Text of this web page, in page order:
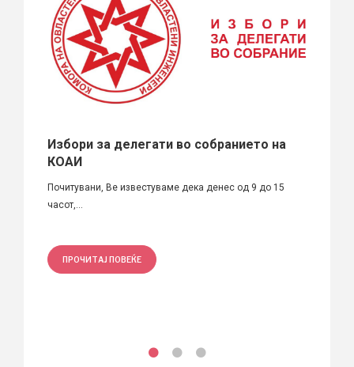
Избори за делегати во собранието на
КОАИ
Почитувани, Ве известуваме дека денес од 9 до 15
часот,...
ПРОЧИТАЈ ПОВЕЌЕ